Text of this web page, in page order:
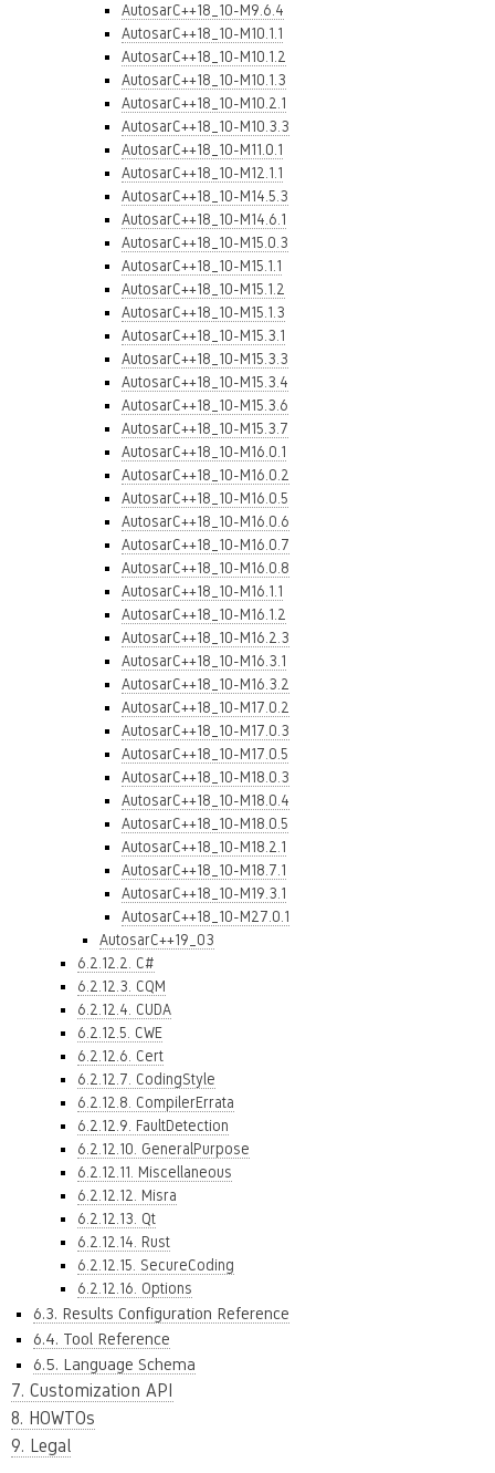
AutosarC++18_10-M9.6.4
AutosarC++18_10-M10.1.1
AutosarC++18_10-M10.1.2
AutosarC++18_10-M10.1.3
AutosarC++18_10-M10.2.1
AutosarC++18_10-M10.3.3
AutosarC++18_10-M11.0.1
AutosarC++18_10-M12.1.1
AutosarC++18_10-M14.5.3
AutosarC++18_10-M14.6.1
AutosarC++18_10-M15.0.3
AutosarC++18_10-M15.1.1
AutosarC++18_10-M15.1.2
AutosarC++18_10-M15.1.3
AutosarC++18_10-M15.3.1
AutosarC++18_10-M15.3.3
AutosarC++18_10-M15.3.4
AutosarC++18_10-M15.3.6
AutosarC++18_10-M15.3.7
AutosarC++18_10-M16.0.1
AutosarC++18_10-M16.0.2
AutosarC++18_10-M16.0.5
AutosarC++18_10-M16.0.6
AutosarC++18_10-M16.0.7
AutosarC++18_10-M16.0.8
AutosarC++18_10-M16.1.1
AutosarC++18_10-M16.1.2
AutosarC++18_10-M16.2.3
AutosarC++18_10-M16.3.1
AutosarC++18_10-M16.3.2
AutosarC++18_10-M17.0.2
AutosarC++18_10-M17.0.3
AutosarC++18_10-M17.0.5
AutosarC++18_10-M18.0.3
AutosarC++18_10-M18.0.4
AutosarC++18_10-M18.0.5
AutosarC++18_10-M18.2.1
AutosarC++18_10-M18.7.1
AutosarC++18_10-M19.3.1
AutosarC++18_10-M27.0.1
AutosarC++19_03
6.2.12.2. C#
6.2.12.3. CQM
6.2.12.4. CUDA
6.2.12.5. CWE
6.2.12.6. Cert
6.2.12.7. CodingStyle
6.2.12.8. CompilerErrata
6.2.12.9. FaultDetection
6.2.12.10. GeneralPurpose
6.2.12.11. Miscellaneous
6.2.12.12. Misra
6.2.12.13. Qt
6.2.12.14. Rust
6.2.12.15. SecureCoding
6.2.12.16. Options
6.3. Results Configuration Reference
6.4. Tool Reference
6.5. Language Schema
7. Customization API
8. HOWTOs
9. Legal